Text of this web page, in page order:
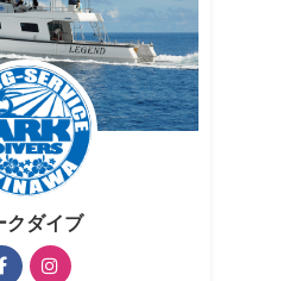
クダイブ